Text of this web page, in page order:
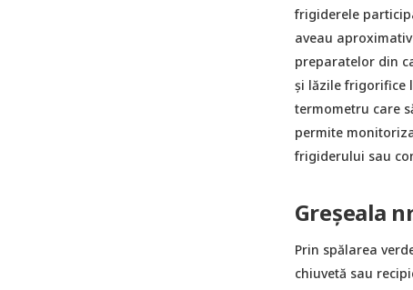
frigiderele
aveau
preparatelor din
şi lăzile frigorifice
termometru care
permite
frigiderului sau
Greșeala
Prin spălarea
chiuvetă sau